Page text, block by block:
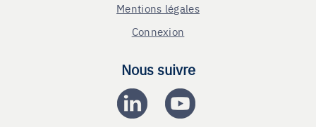
Mentions légales
Connexion
Nous suivre